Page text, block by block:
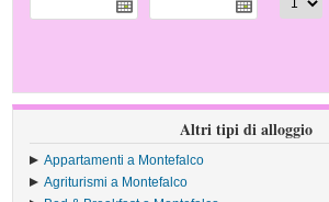
Altri tipi di alloggio
Appartamenti a Montefalco
Agriturismi a Montefalco